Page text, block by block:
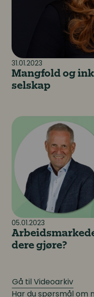
31.01.2023
Mangfold og
selskap
05.01.2023
dere gjøre?
Arbeidsmarkedet er
Gå til Videoarkiv
Har du spørsmål om